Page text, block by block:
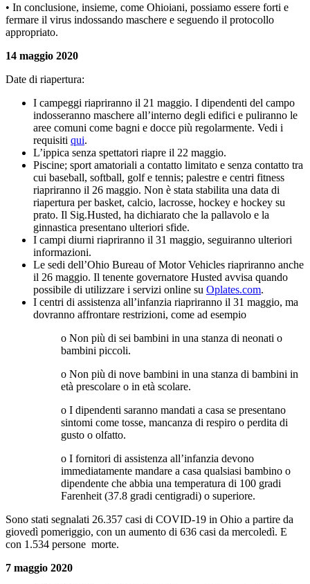
• In conclusione, insieme, come Ohioiani, possiamo essere forti e
fermare il virus indossando maschere e seguendo il protocollo
appropriato.
14 maggio 2020
Date di riapertura:
I campeggi riapriranno il 21 maggio. I dipendenti del campo
indosseranno maschere all’interno degli edifici e puliranno le
aree comuni come bagni e docce più regolarmente. Vedi i
requisiti qui.
L’ippica senza spettatori riapre il 22 maggio.
Piscine; sport amatoriali a contatto limitato e senza contatto tra
cui baseball, softball, golf e tennis; palestre e centri fitness
riapriranno il 26 maggio. Non è stata stabilita una data di
riapertura per basket, calcio, lacrosse, hockey e hockey su
prato. Il Sig.Husted, ha dichiarato che la pallavolo e la
ginnastica presentano ulteriori sfide.
I campi diurni riapriranno il 31 maggio, seguiranno ulteriori
informazioni.
Le sedi dell’Ohio Bureau of Motor Vehicles riapriranno anche
il 26 maggio. Il tenente governatore Husted avvisa quando
possibile di utilizzare i servizi online su Oplates.com.
I centri di assistenza all’infanzia riapriranno il 31 maggio, ma
dovranno affrontare restrizioni, come ad esempio
o Non più di sei bambini in una stanza di neonati o
bambini piccoli.
o Non più di nove bambini in una stanza di bambini in
età prescolare o in età scolare.
o I dipendenti saranno mandati a casa se presentano
sintomi come tosse, mancanza di respiro o perdita di
gusto o olfatto.
o I fornitori di assistenza all’infanzia devono
immediatamente mandare a casa qualsiasi bambino o
dipendente che abbia una temperatura di 100 gradi
Farenheit (37.8 gradi centigradi) o superiore.
Sono stati segnalati 26.357 casi di COVID-19 in Ohio a partire da
giovedì pomeriggio, con un aumento di 636 casi da mercoledì. E
con 1.534 persone morte.
7 maggio 2020